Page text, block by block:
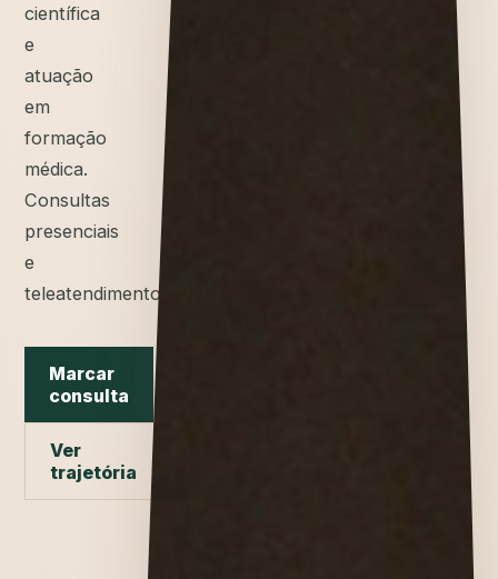
científica
e
atuação
em
formação
médica.
Consultas
presenciais
e
teleatendimento.
Marcar
consulta
Ver
trajetória